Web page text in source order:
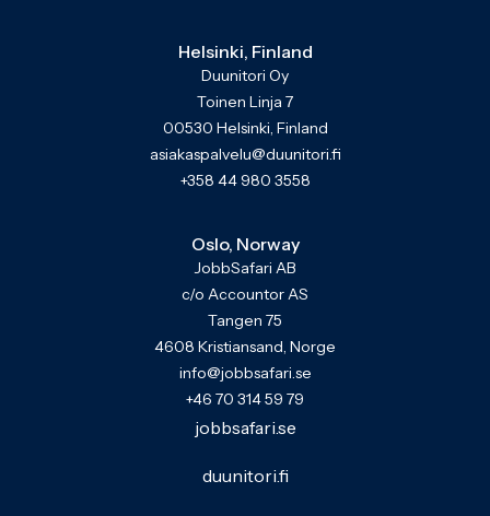
Helsinki, Finland
Duunitori Oy
Toinen Linja 7
00530 Helsinki, Finland
asiakaspalvelu@duunitori.fi
+358 44 980 3558
Oslo, Norway
JobbSafari AB
c/o Accountor AS
Tangen 75
4608 Kristiansand, Norge
info@jobbsafari.se
+46 70 314 59 79
jobbsafari.se
duunitori.fi